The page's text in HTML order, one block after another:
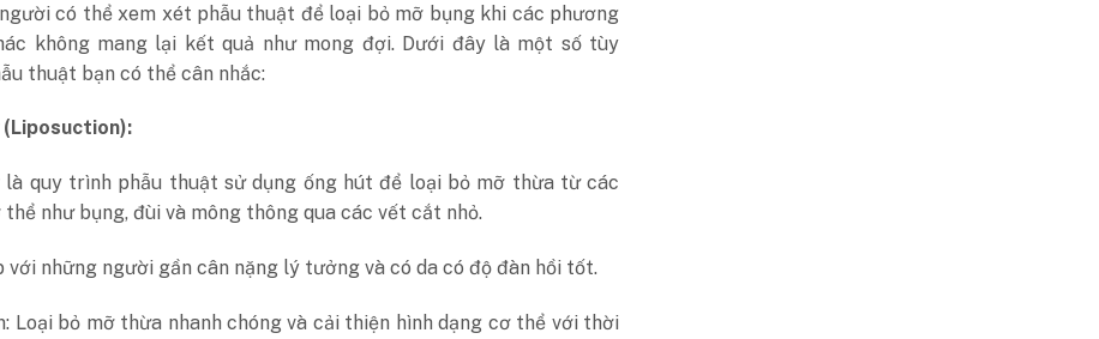
có thể xem xét phẫu thuật để loại bỏ mỡ bụng khi các phương
không mang lại kết quả như mong đợi. Dưới đây là một số tùy
thuật bạn có thể cân nhắc:
(Liposuction):
là quy trình phẫu thuật sử dụng ống hút để loại bỏ mỡ thừa từ các
thể như bụng, đùi và mông thông qua các vết cắt nhỏ.
với những người gần cân nặng lý tưởng và có da có độ đàn hồi tốt.
Loại bỏ mỡ thừa nhanh chóng và cải thiện hình dạng cơ thể với thời